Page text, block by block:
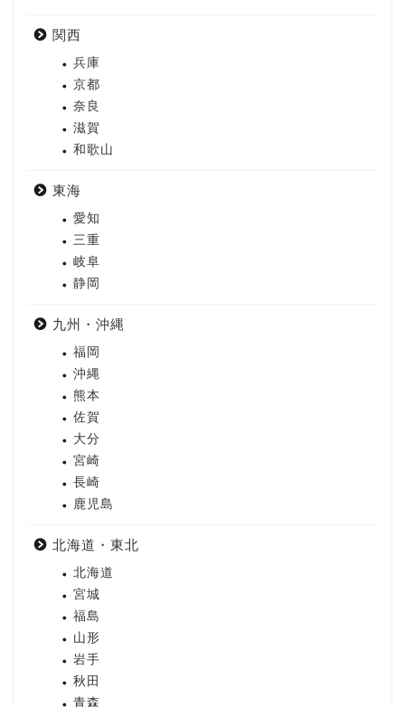
関西
兵庫
京都
奈良
滋賀
和歌山
東海
愛知
三重
岐阜
静岡
九州・沖縄
福岡
沖縄
熊本
佐賀
大分
宮崎
長崎
鹿児島
北海道・東北
北海道
宮城
福島
山形
岩手
秋田
青森